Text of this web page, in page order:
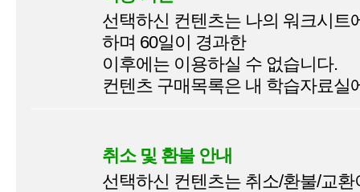
선택하신 컨텐츠는 나의 워크시트
하며 60일이 경과한
이후에는 이용하실 수 없습니다.
컨텐츠 구매목록은 내 학습자료실
취소 및 환불 안내
선택하신 컨텐츠는 취소/환불/교